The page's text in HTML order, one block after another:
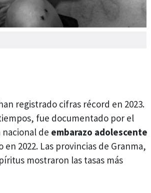
registrado cifras récord en 2023.
fue documentado por el
de embarazo adolescente
2022. Las provincias de Granma,
mostraron las tasas más